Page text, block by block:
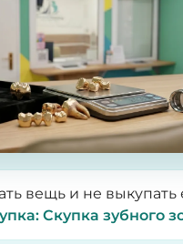
вещь и не выкупать
Скупка зубного